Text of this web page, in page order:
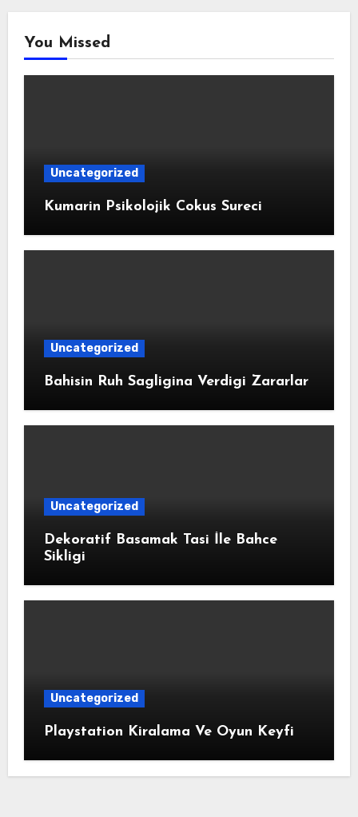
You Missed
Uncategorized
Kumarin Psikolojik Cokus Sureci
Uncategorized
Bahisin Ruh Sagligina Verdigi Zararlar
Uncategorized
Dekoratif Basamak Tasi İle Bahce
Sikligi
Uncategorized
Playstation Kiralama Ve Oyun Keyfi